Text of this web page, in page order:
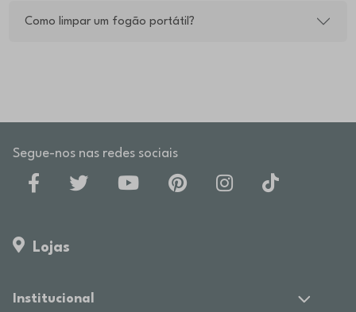
Como limpar um fogão portátil?
Segue-nos nas redes sociais
Lojas
Institucional